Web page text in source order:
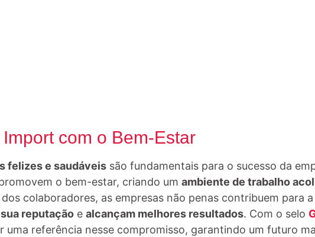
com o Bem-Estar
felizes e saudáveis são fundamentais para o sucesso da
o bem-estar, criando um ambiente de trabalho
colaboradores, as empresas não penas contribuem para a
reputação e alcançam melhores resultados. Com o selo
uma referência nesse compromisso, garantindo um futuro